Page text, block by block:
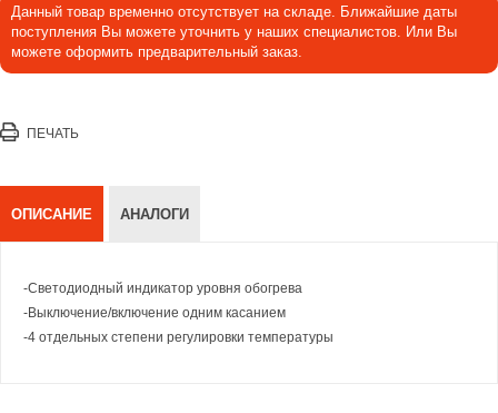
Данный товар временно отсутствует на складе. Ближайшие даты
поступления Вы можете уточнить у наших специалистов. Или Вы
можете оформить предварительный заказ.
ПЕЧАТЬ
ОПИСАНИЕ АНАЛОГИ
-Светодиодный индикатор уровня обогрева
-Выключение/включение одним касанием
-4 отдельных степени регулировки температуры